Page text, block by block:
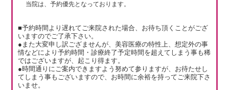
当院は、予約優先となっております。
■予約時間より遅れてご来院された場合、お待ち頂くことがござ
いますのでご了承下さい。
●また大変申し訳ござませんが、美容医療の特性上、想定外の事
情などにより予約時間・診療終了予定時間を超えてしまう事も稀
ではございますが、起こり得ます。
●時間通りにご案内できますよう努めて参りますが、お待たせし
てしまう事もございますので、お時間に余裕を持ってご来院下さ
いませ。